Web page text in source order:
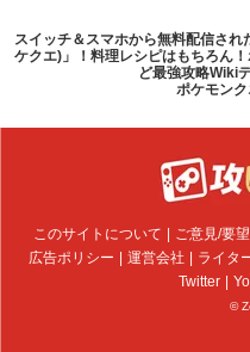
スイッチ＆スマホから無料配信さ
ケクエ)」！料理レシピはもちろん
ど最強攻略Wiki
ポケモン
このサイトについて ご意見/要望
広告ポリシー
運営会社 ライタ
Twitter
©